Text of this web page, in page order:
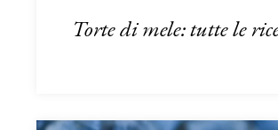
Torte di mele: tutte le